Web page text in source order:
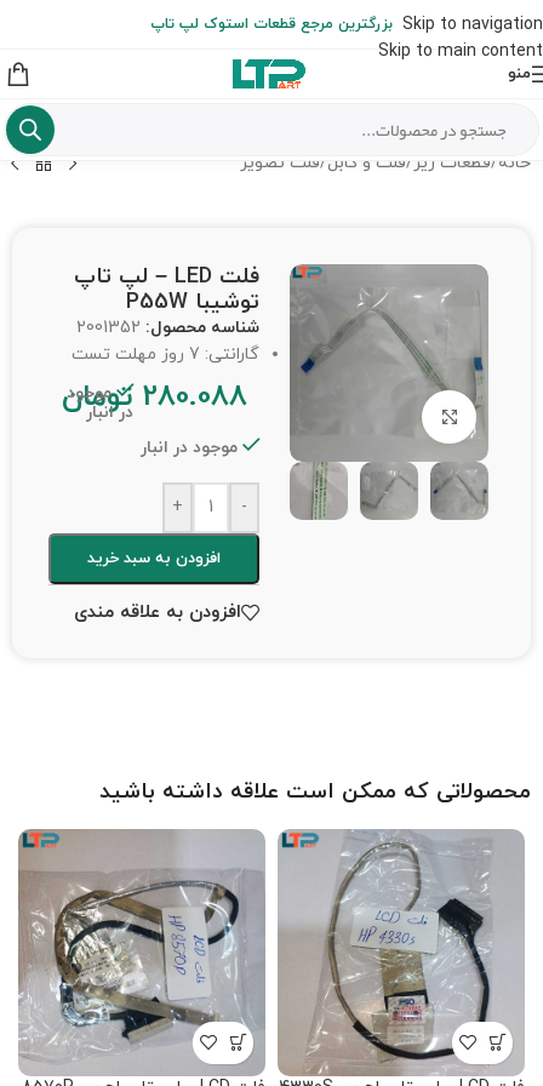
Skip to navigation
Skip to main content
از شهرستان به عهده مشتری است)
بزرگترین مرجع قطعات استوک لپ تاپ
منو
خانه /قطعات ریز /فلت و کابل /فلت تصویر
برای بزرگنمایی کلیک کنید
فلت LED – لپ تاپ
توشیبا P55W
شناسه محصول: 2001352
گارانتی: 7 روز مهلت تست
280.088 تومان
موجود
در انبار
موجود در انبار
-
+
افزودن به سبد خرید
افزودن به علاقه مندی
محصولاتی که ممکن است علاقه داشته باشید